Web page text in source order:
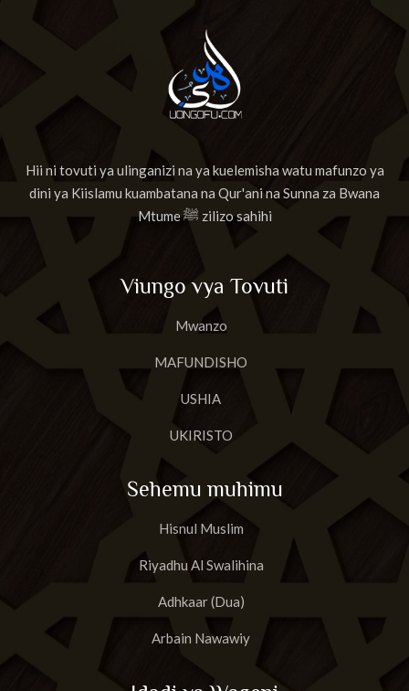
Hii ni tovuti ya ulinganizi na ya kuelemisha watu mafunzo ya
dini ya Kiislamu kuambatana na Qur'ani na Sunna za Bwana
Mtume ﷺ zilizo sahihi
Viungo vya Tovuti
Mwanzo
MAFUNDISHO
USHIA
UKIRISTO
Sehemu muhimu
Hisnul Muslim
Riyadhu Al Swalihina
Adhkaar (Dua)
Arbain Nawawiy